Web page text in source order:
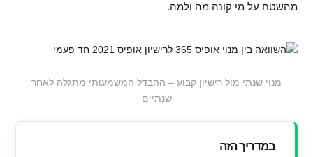
מהשטח על מי קונה מה ולמה.
מנוי שנתי מול רישיון קבוע – ההבדל המשמעותי מתגלה לאחר
שנתיים
במדריך הזה